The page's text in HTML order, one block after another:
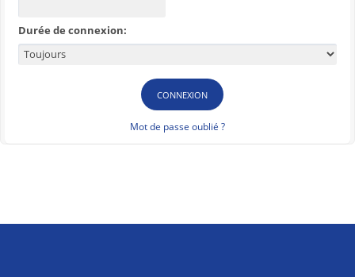
Durée de connexion:
Mot de passe oublié ?